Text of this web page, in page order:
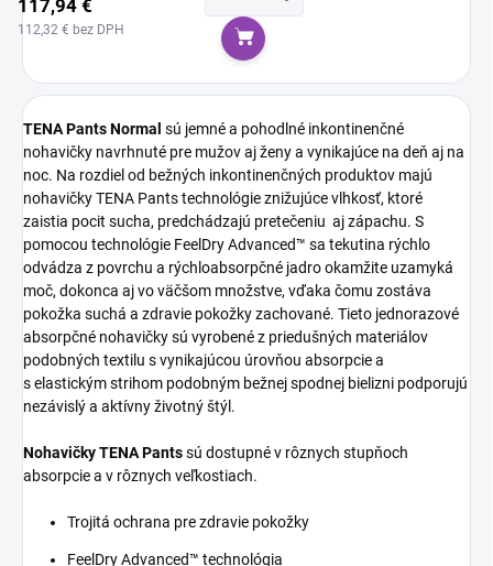
117,94 €
112,32 € bez DPH
Do košíka
TENA Pants Normal sú jemné a pohodlné inkontinenčné
nohavičky navrhnuté pre mužov aj ženy a vynikajúce na deň aj na
noc. Na rozdiel od bežných inkontinenčných produktov majú
nohavičky TENA Pants technológie znižujúce vlhkosť, ktoré
zaistia pocit sucha, predchádzajú pretečeniu aj zápachu. S
pomocou technológie FeelDry Advanced™ sa tekutina rýchlo
odvádza z povrchu a rýchloabsorpčné jadro okamžite uzamyká
moč, dokonca aj vo väčšom množstve, vďaka čomu zostáva
pokožka suchá a zdravie pokožky zachované. Tieto jednorazové
absorpčné nohavičky sú vyrobené z priedušných materiálov
podobných textilu s vynikajúcou úrovňou absorpcie a
s elastickým strihom podobným bežnej spodnej bielizni podporujú
nezávislý a aktívny životný štýl.
Nohavičky TENA Pantssú dostupné v rôznych stupňoch
absorpcie a v rôznych veľkostiach.
Trojitá ochrana pre zdravie pokožky
FeelDry Advanced™ technológia